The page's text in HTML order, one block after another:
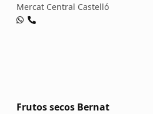
Mercat Central Castelló
Frutos secos Bernat